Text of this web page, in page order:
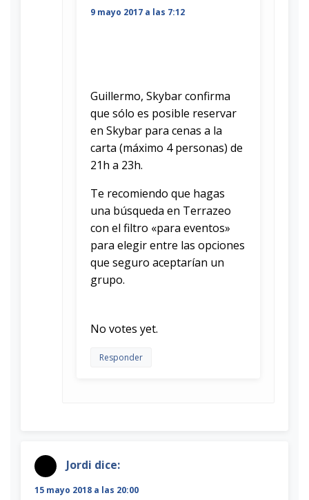
9 mayo 2017 a las 7:12
Guillermo, Skybar confirma
que sólo es posible reservar
en Skybar para cenas a la
carta (máximo 4 personas) de
21h a 23h.
Te recomiendo que hagas
una búsqueda en Terrazeo
con el filtro «para eventos»
para elegir entre las opciones
que seguro aceptarían un
grupo.
No votes yet.
Responder
Jordi dice:
15 mayo 2018 a las 20:00